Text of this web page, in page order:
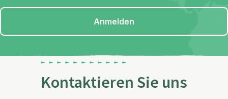
Anmelden
Kontaktieren Sie uns